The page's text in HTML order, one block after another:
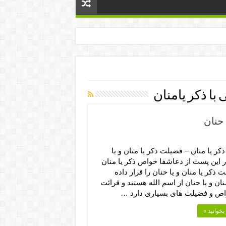
ذکر یامنان
یا منان – فضیلت ذکر یا منان و یا
این پست از دعاشفا خواص ذکر یا منان
ذکر یا منان و یا حنان را قرار داده
و یا حنان از اسم الله هستند و قرائت
و فضیلت های بسیاری دارد …
»